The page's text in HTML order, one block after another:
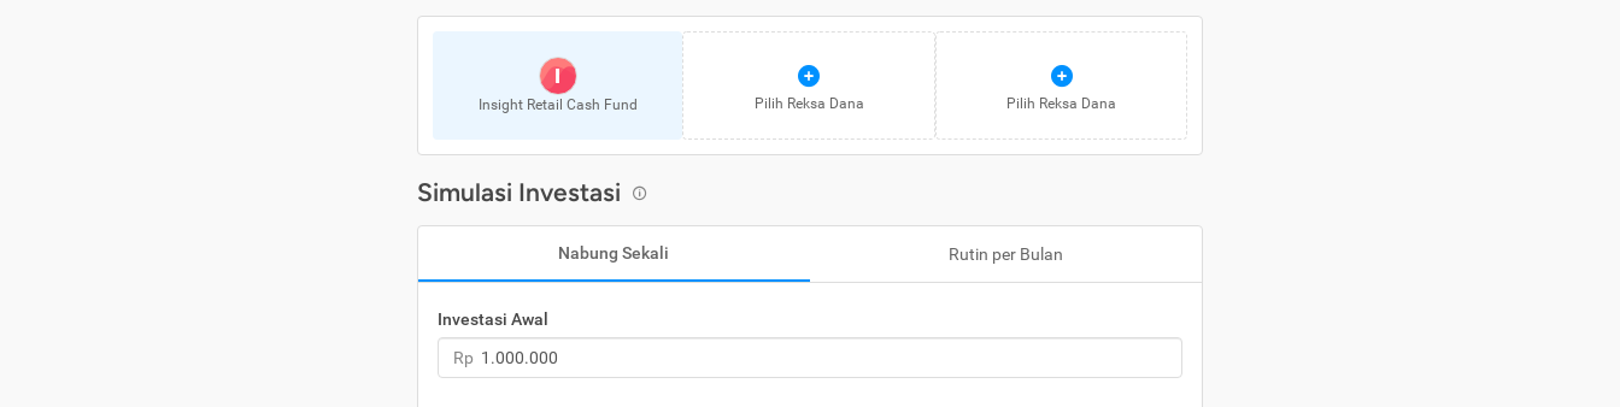
I
Insight Retail Cash Fund Pilih Reksa Dana Pilih Reksa Dana
Simulasi Investasi
Nabung Sekali Rutin per Bulan
Investasi Awal
Rp